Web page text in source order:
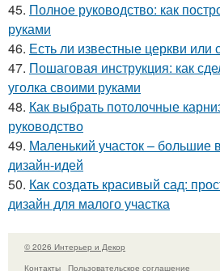
45. Полное руководство: как
руками
46. Есть ли известные церкви или
47. Пошаговая инструкция: как
уголка своими руками
48. Как выбрать потолочные
руководство
49. Маленький участок – большие
дизайн-идей
50. Как создать красивый сад:
дизайн для малого участка
© 2026 Интерьер и Декор
Контакты
Пользовательское соглашение